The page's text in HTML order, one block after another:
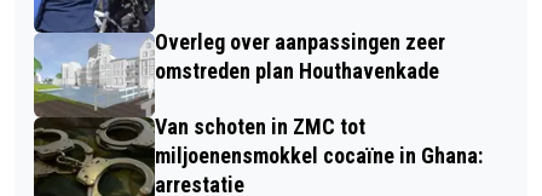
Overleg over aanpassingen zeer
omstreden plan Houthavenkade
Van schoten in ZMC tot
miljoenensmokkel cocaïne in Ghana:
arrestatie